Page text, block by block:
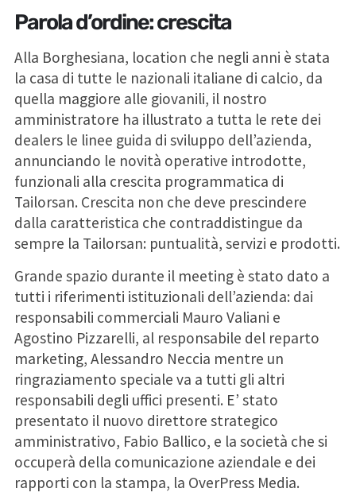
Parola d’ordine: crescita
Alla Borghesiana, location che negli anni è stata
la casa di tutte le nazionali italiane di calcio, da
quella maggiore alle giovanili, il nostro
amministratore ha illustrato a tutta le rete dei
dealers le linee guida di sviluppo dell’azienda,
annunciando le novità operative introdotte,
funzionali alla crescita programmatica di
Tailorsan. Crescita non che deve prescindere
dalla caratteristica che contraddistingue da
sempre la Tailorsan: puntualità, servizi e prodotti.
Grande spazio durante il meeting è stato dato a
tutti i riferimenti istituzionali dell’azienda: dai
responsabili commerciali Mauro Valiani e
Agostino Pizzarelli, al responsabile del reparto
marketing, Alessandro Neccia mentre un
ringraziamento speciale va a tutti gli altri
responsabili degli uffici presenti. E’ stato
presentato il nuovo direttore strategico
amministrativo, Fabio Ballico, e la società che si
occuperà della comunicazione aziendale e dei
rapporti con la stampa, la OverPress Media.